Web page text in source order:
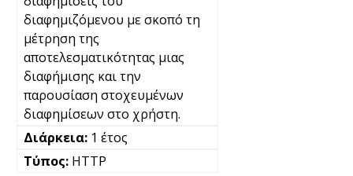
διαφημιζόμενου με σκοπό τη
μέτρηση της
αποτελεσματικότητας μιας
διαφήμισης και την
παρουσίαση στοχευμένων
διαφημίσεων στο χρήστη.
1 έτος
HTTP